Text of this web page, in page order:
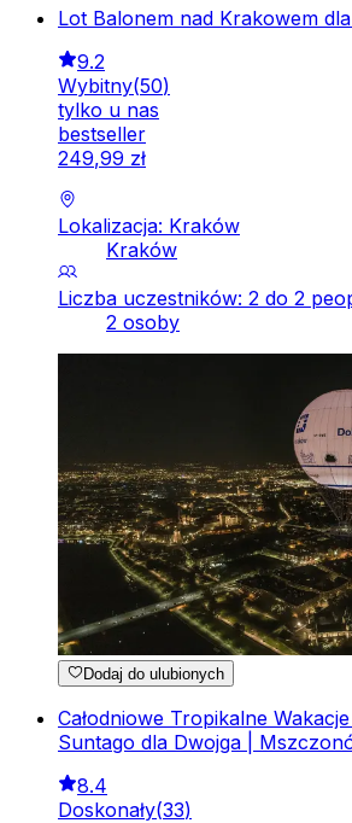
Lot Balonem nad Krakowem
9.2
Wybitny(50)
tylko u nas
bestseller
249,99 zł
Lokalizacja: Kraków
Kraków
Liczba uczestników: 2 do 2
2 osoby
Dodaj do ulubionych
Całodniowe Tropikalne
Suntago dla Dwojga |
8.4
Doskonały(33)